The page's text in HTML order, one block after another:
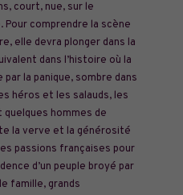
court, nue, sur le
Pour comprendre la scène
elle devra plonger dans la
dans l’histoire où la
la panique, sombre dans
héros et les salauds, les
hommes de
la verve et la générosité
passions françaises pour
d’un peuple broyé par
famille, grands